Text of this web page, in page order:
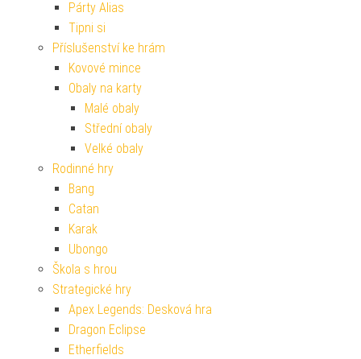
Párty Alias
Tipni si
Příslušenství ke hrám
Kovové mince
Obaly na karty
Malé obaly
Střední obaly
Velké obaly
Rodinné hry
Bang
Catan
Karak
Ubongo
Škola s hrou
Strategické hry
Apex Legends: Desková hra
Dragon Eclipse
Etherfields